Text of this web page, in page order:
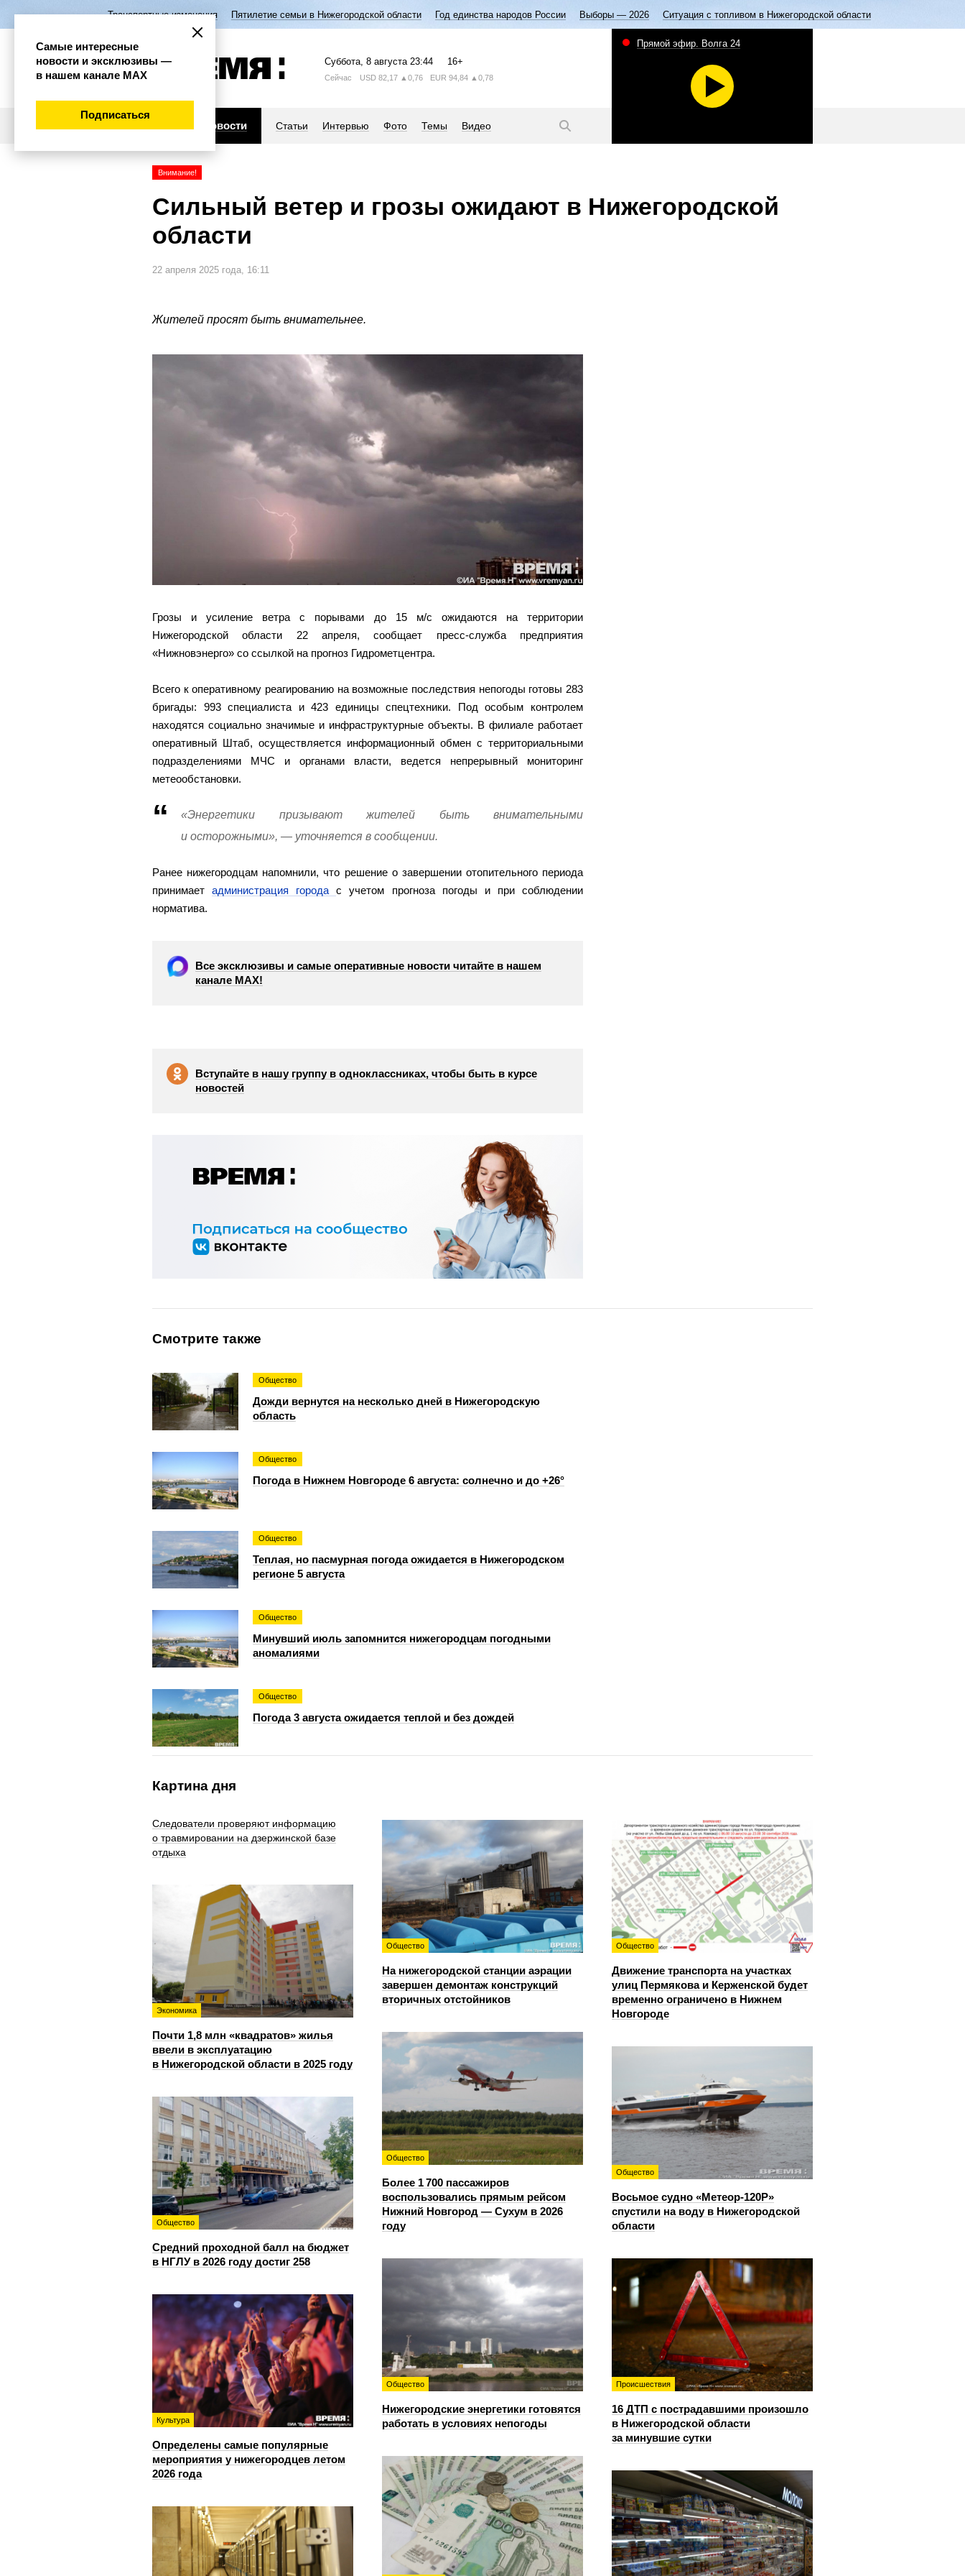
Транспортные изменения Пятилетие семьи в Нижегородской области Год единства народов России Выборы — 2026 Ситуация с топливом в Нижегородской области
Суббота, 8 августа 23:44 16+
Сейчас USD 82,17 ▲0,76 EUR 94,84 ▲0,78
Новости Статьи Интервью Фото Темы Видео
Прямой эфир. Волга 24
Внимание!
Сильный ветер и грозы ожидают в Нижегородской
области
22 апреля 2025 года, 16:11
Жителей просят быть внимательнее.
Грозы и усиление ветра с порывами до 15 м/с ожидаются на территории
Нижегородской области 22 апреля, сообщает пресс-служба предприятия
«Нижновэнерго» со ссылкой на прогноз Гидрометцентра.
Всего к оперативному реагированию на возможные последствия непогоды готовы 283
бригады: 993 специалиста и 423 единицы спецтехники. Под особым контролем
находятся социально значимые и инфраструктурные объекты. В филиале работает
оперативный Штаб, осуществляется информационный обмен с территориальными
подразделениями МЧС и органами власти, ведется непрерывный мониторинг
метеообстановки.
«Энергетики призывают жителей быть внимательными
и осторожными», — уточняется в сообщении.
Ранее нижегородцам напомнили, что решение о завершении отопительного периода
принимаетадминистрация городас учетом прогноза погоды и при соблюдении
норматива.
Все эксклюзивы и самые оперативные новости читайте в нашем
канале МАХ!
Вступайте в нашу группу в одноклассниках, чтобы быть в курсе
новостей
Смотрите также
Общество
Дожди вернутся на несколько дней в Нижегородскую
область
Общество
Погода в Нижнем Новгороде 6 августа: солнечно и до +26°
Общество
Теплая, но пасмурная погода ожидается в Нижегородском
регионе 5 августа
Общество
Минувший июль запомнится нижегородцам погодными
аномалиями
Общество
Погода 3 августа ожидается теплой и без дождей
Картина дня
Следователи проверяют информацию
о травмировании на дзержинской базе
отдыха
Общество
На нижегородской станции аэрации
завершен демонтаж конструкций
вторичных отстойников
Общество
Движение транспорта на участках
улиц Пермякова и Керженской будет
временно ограничено в Нижнем
Новгороде
Экономика
Почти 1,8 млн «квадратов» жилья
ввели в эксплуатацию
в Нижегородской области в 2025 году
Общество
Более 1 700 пассажиров
воспользовались прямым рейсом
Нижний Новгород — Сухум в 2026
году
Общество
Восьмое судно «Метеор-120Р»
спустили на воду в Нижегородской
области
Общество
Средний проходной балл на бюджет
в НГЛУ в 2026 году достиг 258
Общество
Нижегородские энергетики готовятся
работать в условиях непогоды
Происшествия
16 ДТП с пострадавшими произошло
в Нижегородской области
за минувшие сутки
Культура
Определены самые популярные
мероприятия у нижегородцев летом
2026 года
Самые интересные
новости и эксклюзивы —
в нашем канале МАХ
Подписаться